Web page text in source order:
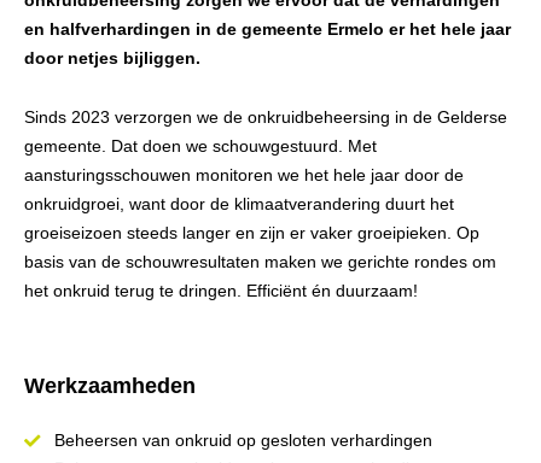
en halfverhardingen in de gemeente Ermelo er het hele jaar
door netjes bijliggen.
Sinds 2023 verzorgen we de onkruidbeheersing in de Gelderse
gemeente. Dat doen we schouwgestuurd. Met
aansturingsschouwen monitoren we het hele jaar door de
onkruidgroei, want door de klimaatverandering duurt het
groeiseizoen steeds langer en zijn er vaker groeipieken. Op
basis van de schouwresultaten maken we gerichte rondes om
het onkruid terug te dringen. Efficiënt én duurzaam!
Werkzaamheden
Beheersen van onkruid op gesloten verhardingen